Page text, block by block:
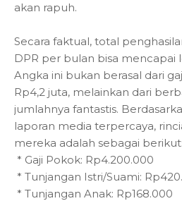
akan rapuh.
Secara faktual, total
DPR per bulan bisa mencapai
Angka ini bukan berasal dari
Rp4,2 juta, melainkan dari
jumlahnya fantastis.
laporan media terpercaya,
mereka adalah sebagai berikut:
* Gaji Pokok: Rp4.200.000
* Tunjangan Istri/Suami:
* Tunjangan Anak: Rp168.000